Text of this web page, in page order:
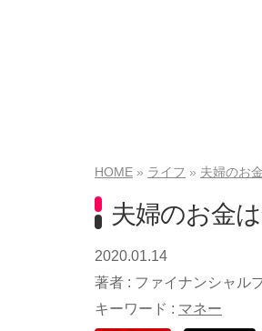
HOME ライフ 夫婦のお
夫婦のお金
2020.01.14
著者 : ファイナンシャル
キーワード : マネー